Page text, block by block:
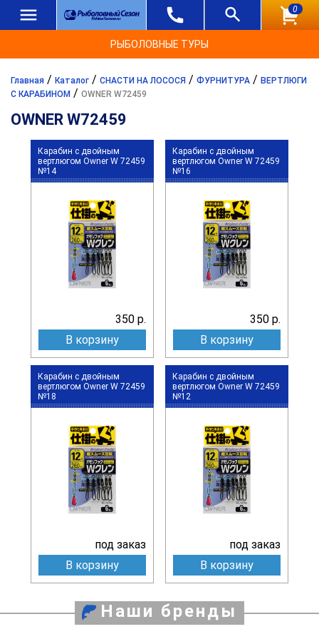
0
РЫБОЛОВНЫЕ ТУРЫ
Главная / Каталог / СНАСТИ НА ЛОСОСЯ / ФУРНИТУРА / ВЕРТЛЮГИ
С КАРАБИНОМ / OWNER W72459
OWNER W72459
Карабин с двойным
вертлюгом Owner W 72459
№14
350 р.
В корзину
Карабин с двойным
вертлюгом Owner W 72459
№16
350 р.
В корзину
Карабин с двойным
вертлюгом Owner W 72459
№18
под заказ
В корзину
Карабин с двойным
вертлюгом Owner W 72459
№12
под заказ
В корзину
Наши бренды